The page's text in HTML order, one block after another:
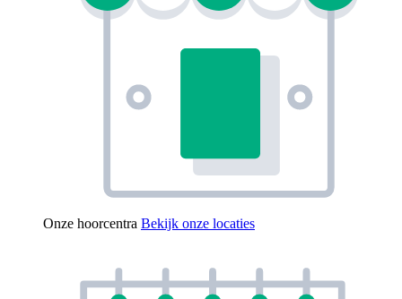
Onze hoorcentra Bekijk onze locaties